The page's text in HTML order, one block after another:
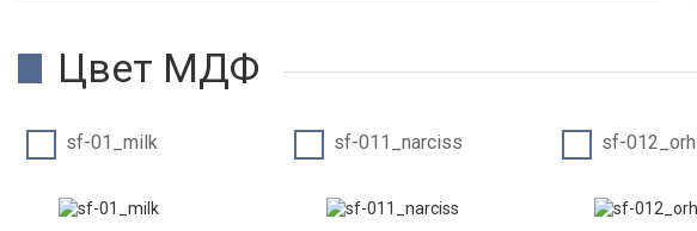
Цвет МДФ
sf-01_milk sf-011_narciss sf-